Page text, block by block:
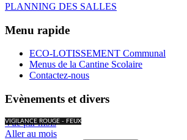
PLANNING DES SALLES
Menu rapide
ECO-LOTISSEMENT Communal
Menus de la Cantine Scolaire
Contactez-nous
Evènements et divers
VIGILANCE ROUGE - FEUX
Vue par mois
Aller au mois